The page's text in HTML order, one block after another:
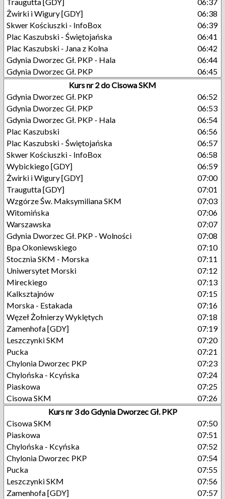
Żwirki i Wigury [GDY]
06:38
Skwer Kościuszki - InfoBox
06:39
Plac Kaszubski - Świętojańska
06:41
Plac Kaszubski - Jana z Kolna
06:42
Gdynia Dworzec Gł. PKP - Hala
06:44
Gdynia Dworzec Gł. PKP
06:45
Kurs nr 2 do Cisowa SKM
Gdynia Dworzec Gł. PKP
06:52
Gdynia Dworzec Gł. PKP
06:53
Gdynia Dworzec Gł. PKP - Hala
06:54
Plac Kaszubski
06:56
Plac Kaszubski - Świętojańska
06:57
Skwer Kościuszki - InfoBox
06:58
Wybickiego [GDY]
06:59
Żwirki i Wigury [GDY]
07:00
Traugutta [GDY]
07:01
Wzgórze Św. Maksymiliana SKM
07:03
Witomińska
07:06
Warszawska
07:07
Gdynia Dworzec Gł. PKP - Wolności
07:08
Bpa Okoniewskiego
07:10
Stocznia SKM - Morska
07:11
Uniwersytet Morski
07:12
Mireckiego
07:13
Kalksztajnów
07:15
Morska - Estakada
07:16
Węzeł Żołnierzy Wyklętych
07:18
Zamenhofa [GDY]
07:19
Leszczynki SKM
07:20
Pucka
07:21
Chylonia Dworzec PKP
07:23
Chylońska - Kcyńska
07:24
Piaskowa
07:25
Cisowa SKM
07:26
Kurs nr 3 do Gdynia Dworzec Gł. PKP
Cisowa SKM
07:50
Piaskowa
07:51
Chylońska - Kcyńska
07:52
Chylonia Dworzec PKP
07:54
Pucka
07:55
Leszczynki SKM
07:56
Zamenhofa [GDY]
07:57